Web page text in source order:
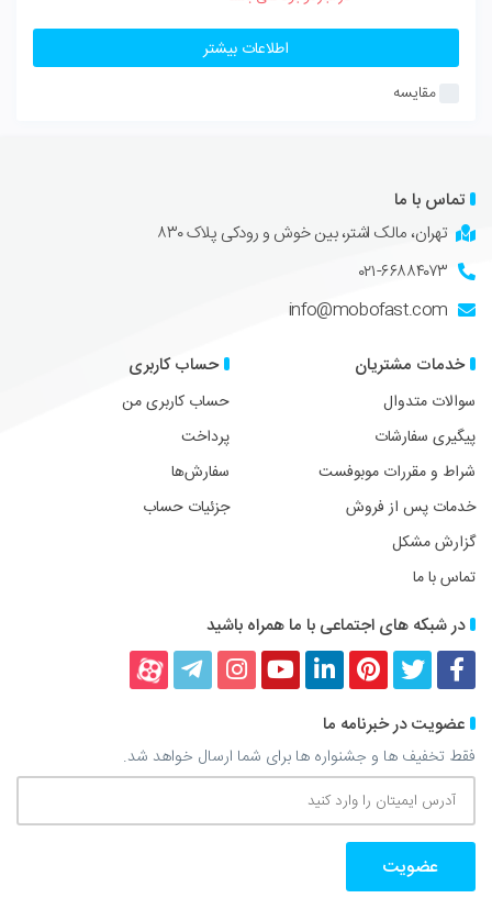
اطلاعات بیشتر
مقایسه
تماس با ما
تهران، مالک اشتر، بین خوش و رودکی پلاک ۸۳۰
۰۲۱-۶۶۸۸۴۰۷۳
info@mobofast.com
خدمات مشتریان
سوالات متدوال
پیگیری سفارشات
شراط و مقررات موبوفست
خدمات پس از فروش
گزارش مشکل
تماس با ما
حساب کاربری
حساب کاربری من
پرداخت
سفارش‌ها
جزئیات حساب
در شبکه های اجتماعی با ما همراه باشید
فیسبوکتوییترپینترستلینکداینیوتیوباینستاگرام
تلگرام آپارات
عضویت در خبرنامه ما
فقط تخفیف ها و جشنواره ها برای شما ارسال خواهد شد.
آدرس
ایمیتان
را